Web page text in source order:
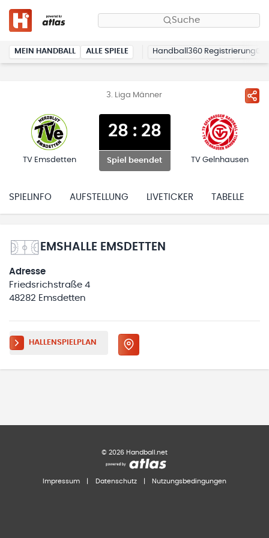
Suche
MEIN HANDBALL ALLE SPIELE Handball360 Registrierung
3. Liga Männer
TV Emsdetten
28 : 28
Spiel beendet TV Gelnhausen
SPIELINFO AUFSTELLUNG LIVETICKER TABELLE
EMSHALLE EMSDETTEN
Adresse
Friedsrichstraße 4
48282 Emsdetten
HALLENSPIELPLAN
© 2026 Handball.net
Impressum Datenschutz Nutzungsbedingungen